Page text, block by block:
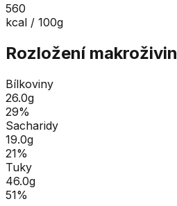
560
kcal / 100g
Rozložení makroživin
Bílkoviny
26.0g
29%
Sacharidy
19.0g
21%
Tuky
46.0g
51%